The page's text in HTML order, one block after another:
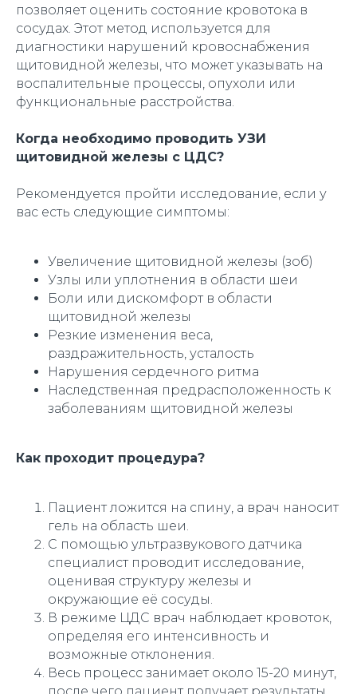
позволяет оценить состояние кровотока в
сосудах. Этот метод используется для
диагностики нарушений кровоснабжения
щитовидной железы, что может указывать на
воспалительные процессы, опухоли или
функциональные расстройства.
Когда необходимо проводить УЗИ
щитовидной железы с ЦДС?
Рекомендуется пройти исследование, если у
вас есть следующие симптомы:
Увеличение щитовидной железы (зоб)
Узлы или уплотнения в области шеи
Боли или дискомфорт в области
щитовидной железы
Резкие изменения веса,
раздражительность, усталость
Нарушения сердечного ритма
Наследственная предрасположенность к
заболеваниям щитовидной железы
Как проходит процедура?
Пациент ложится на спину, а врач наносит
гель на область шеи.
С помощью ультразвукового датчика
специалист проводит исследование,
оценивая структуру железы и
окружающие её сосуды.
В режиме ЦДС врач наблюдает кровоток,
определяя его интенсивность и
возможные отклонения.
Весь процесс занимает около 15-20 минут,